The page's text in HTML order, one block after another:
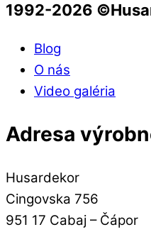
1992-2026
Blog
O nás
Video galéria
Adresa
Husardekor
Cingovska 756
951 17 Cabaj – Čápor